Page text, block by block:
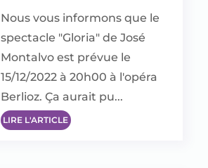
Nous vous informons que le
spectacle "Gloria" de José
Montalvo est prévue le
15/12/2022 à 20h00 à l'opéra
Berlioz. Ça aurait pu...
LIRE L'ARTICLE